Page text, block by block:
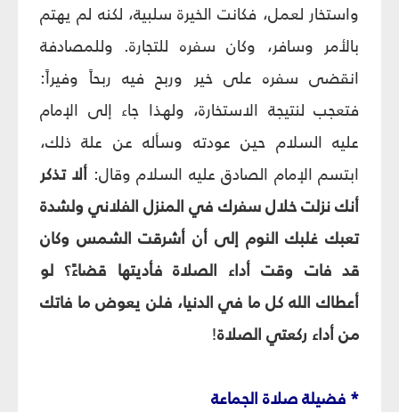
واستخار لعمل، فكانت الخيرة سلبية، لكنه لم يهتم
بالأمر وسافر، وكان سفره للتجارة. وللمصادفة
انقضى سفره على خير وربح فيه ربحاً وفيراً:
فتعجب لنتيجة الاستخارة، ولهذا جاء إلى الإمام
عليه السلام حين عودته وسأله عن علة ذلك،
ابتسم الإمام الصادق عليه السلام وقال: ألا تذكر
أنك نزلت خلال سفرك في المنزل الفلاني ولشدة
تعبك غلبك النوم إلى أن أشرقت الشمس وكان
قد فات وقت أداء الصلاة فأديتها قضاءً؟ لو
أعطاك الله كل ما في الدنيا، فلن يعوض ما فاتك
من أداء ركعتي الصلاة!
* فضيلة صلاة الجماعة